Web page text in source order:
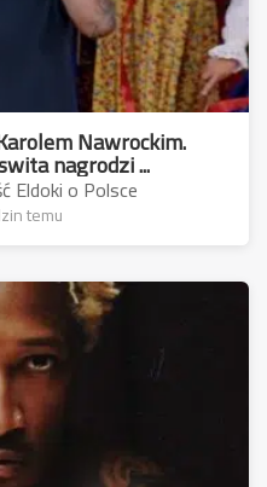
Nawrockim.
nagrodzi ...
Eldoki o Polsce
temu